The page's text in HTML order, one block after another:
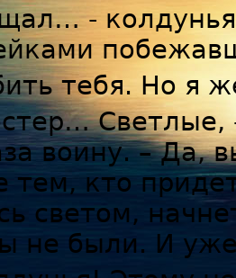
-
тебя. Но я
Светлые,
воину. – Да,
тем, кто
светом,
не были. И уже